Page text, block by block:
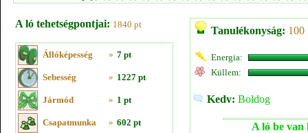
A ló tehetségpontjai: 1840 pt
Állóképesség » 7 pt
Sebesség » 1227 pt
Jármód » 1 pt
Csapatmunka » 602 pt
Tanulékonyság: 100
Energia:
Küllem:
Kedv: Boldog
A ló be van